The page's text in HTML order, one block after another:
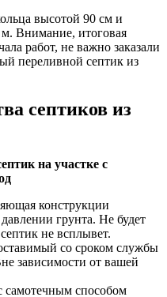
высотой 90 см и
Внимание, итоговая
работ, не важно заказали
переливной септик из
септиков из
на участке с
конструкции
грунта. Не будет
не всплывет.
со сроком службы
зависимости от вашей
самотечным способом